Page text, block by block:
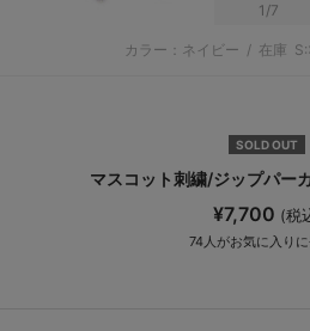
1 /7
カラー：ネイビー / 在庫
SOLD OUT
マスコット刺繍/ジップパー
¥7,700 (税
74 人がお気に入り